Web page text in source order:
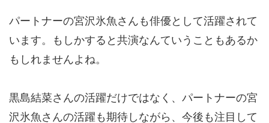
パートナーの宮沢氷魚さんも俳優として活躍されて
います。もしかすると共演なんていうこともあるか
もしれませんよね。
黒島結菜さんの活躍だけではなく、パートナーの宮
沢氷魚さんの活躍も期待しながら、今後も注目して